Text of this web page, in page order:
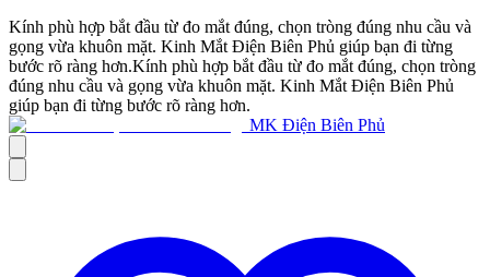
Kính phù hợp bắt đầu từ đo mắt đúng, chọn tròng đúng nhu cầu và
gọng vừa khuôn mặt. Kinh Mắt Điện Biên Phủ giúp bạn đi từng
bước rõ ràng hơn.Kính phù hợp bắt đầu từ đo mắt đúng, chọn tròng
đúng nhu cầu và gọng vừa khuôn mặt. Kinh Mắt Điện Biên Phủ
giúp bạn đi từng bước rõ ràng hơn.
MK Điện Biên Phủ